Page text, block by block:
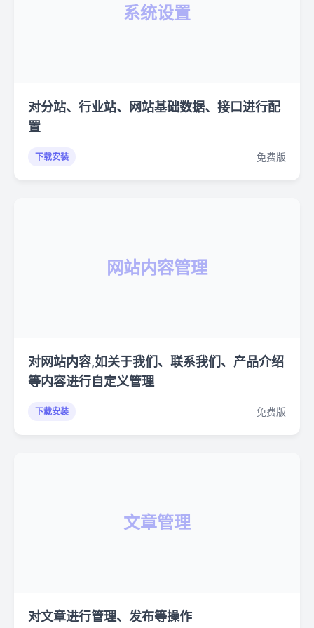
系统设置
对分站、行业站、网站基础数据、接口进行配
置
下载安装 免费版
网站内容管理
对网站内容,如关于我们、联系我们、产品介绍
等内容进行自定义管理
下载安装 免费版
文章管理
对文章进行管理、发布等操作